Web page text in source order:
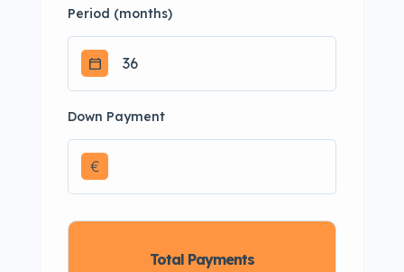
Period (months)
Down Payment
€
Total Payments